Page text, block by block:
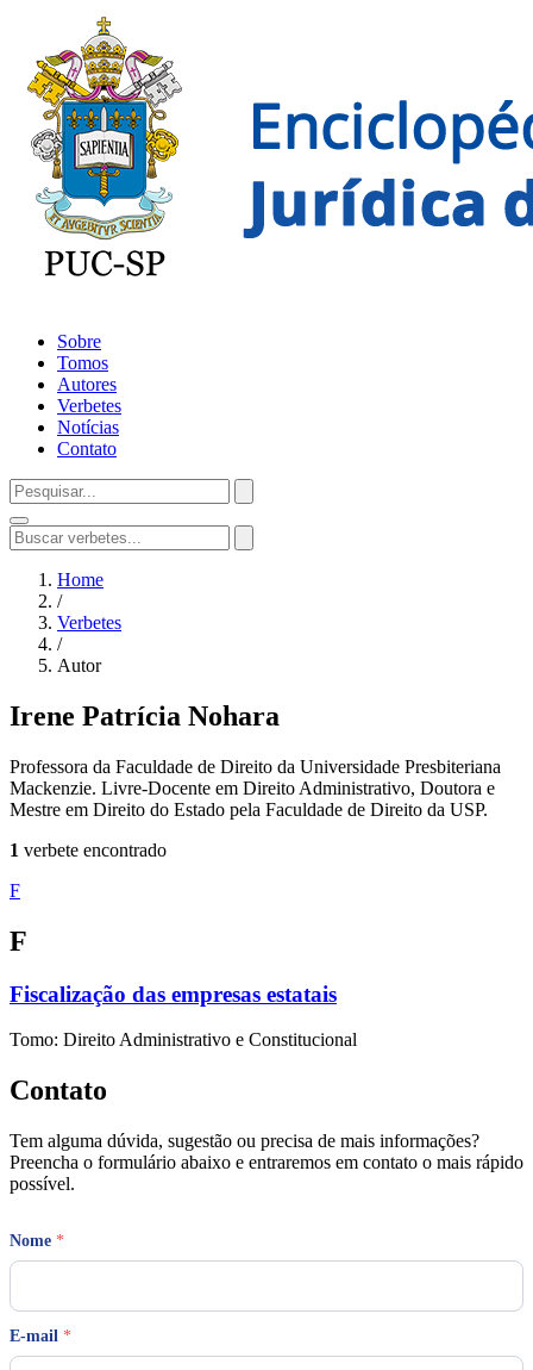
Sobre
Tomos
Autores
Verbetes
Notícias
Contato
Home
/
Verbetes
/
Autor
Irene Patrícia Nohara
Professora da Faculdade de Direito da Universidade Presbiteriana
Mackenzie. Livre-Docente em Direito Administrativo, Doutora e
Mestre em Direito do Estado pela Faculdade de Direito da USP.
1 verbete encontrado
F
F
Fiscalização das empresas estatais
Tomo: Direito Administrativo e Constitucional
Contato
Tem alguma dúvida, sugestão ou precisa de mais informações?
Preencha o formulário abaixo e entraremos em contato o mais rápido
possível.
Nome *
T
E-mail *